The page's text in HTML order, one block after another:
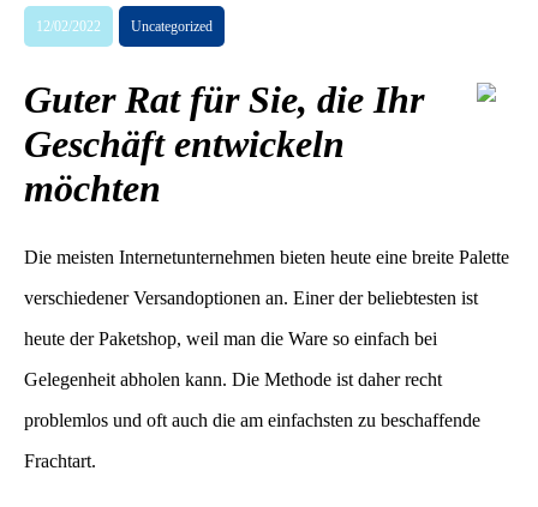
12/02/2022 Uncategorized
Guter Rat für Sie, die Ihr
Geschäft entwickeln
möchten
Die meisten Internetunternehmen bieten heute eine breite Palette
verschiedener Versandoptionen an. Einer der beliebtesten ist
heute der Paketshop, weil man die Ware so einfach bei
Gelegenheit abholen kann. Die Methode ist daher recht
problemlos und oft auch die am einfachsten zu beschaffende
Frachtart.